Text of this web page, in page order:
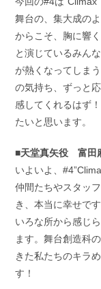
舞台の、集大成の
からこそ、胸に響
と演じているみん
が熱くなってしま
の気持ち、ずっと
感してくれるはず
たいと思います。
■天堂真矢役 富田
いよいよ、
仲間たちやスタッ
き、本当に幸せで
いろな所から感じ
ます。舞台創造科
きた私たちのキラ
す！